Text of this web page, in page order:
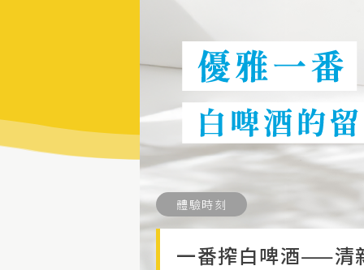
體驗時刻
一番搾白啤酒——清